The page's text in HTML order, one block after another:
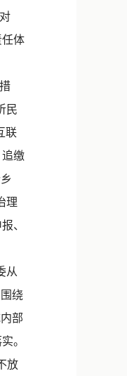
体
民
联
追缴
理
、
从
绕
部
。
放